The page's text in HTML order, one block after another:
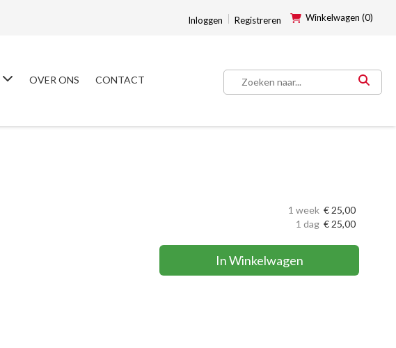
Inloggen Registreren Winkelwagen (0)
OVER ONS CONTACT
1 dag € 25,00
1 week € 25,00
In Winkelwagen